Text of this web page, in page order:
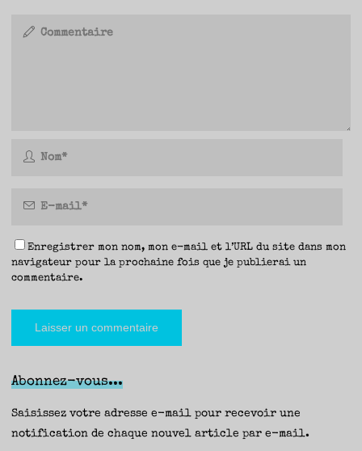
Enregistrer mon nom, mon e-mail et l’URL du site dans mon
navigateur pour la prochaine fois que je publierai un
commentaire.
Abonnez-vous...
Saisissez votre adresse e-mail pour recevoir une
notification de chaque nouvel article par e-mail.